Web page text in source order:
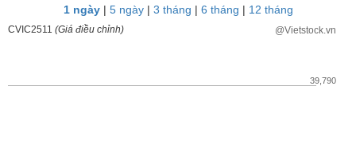
ngành
So
1 ngày| 5 ngày| 3 tháng | 6 tháng | 12 tháng
CVIC2511 (Giá điều chỉnh) @Vietstock.vn
39,790